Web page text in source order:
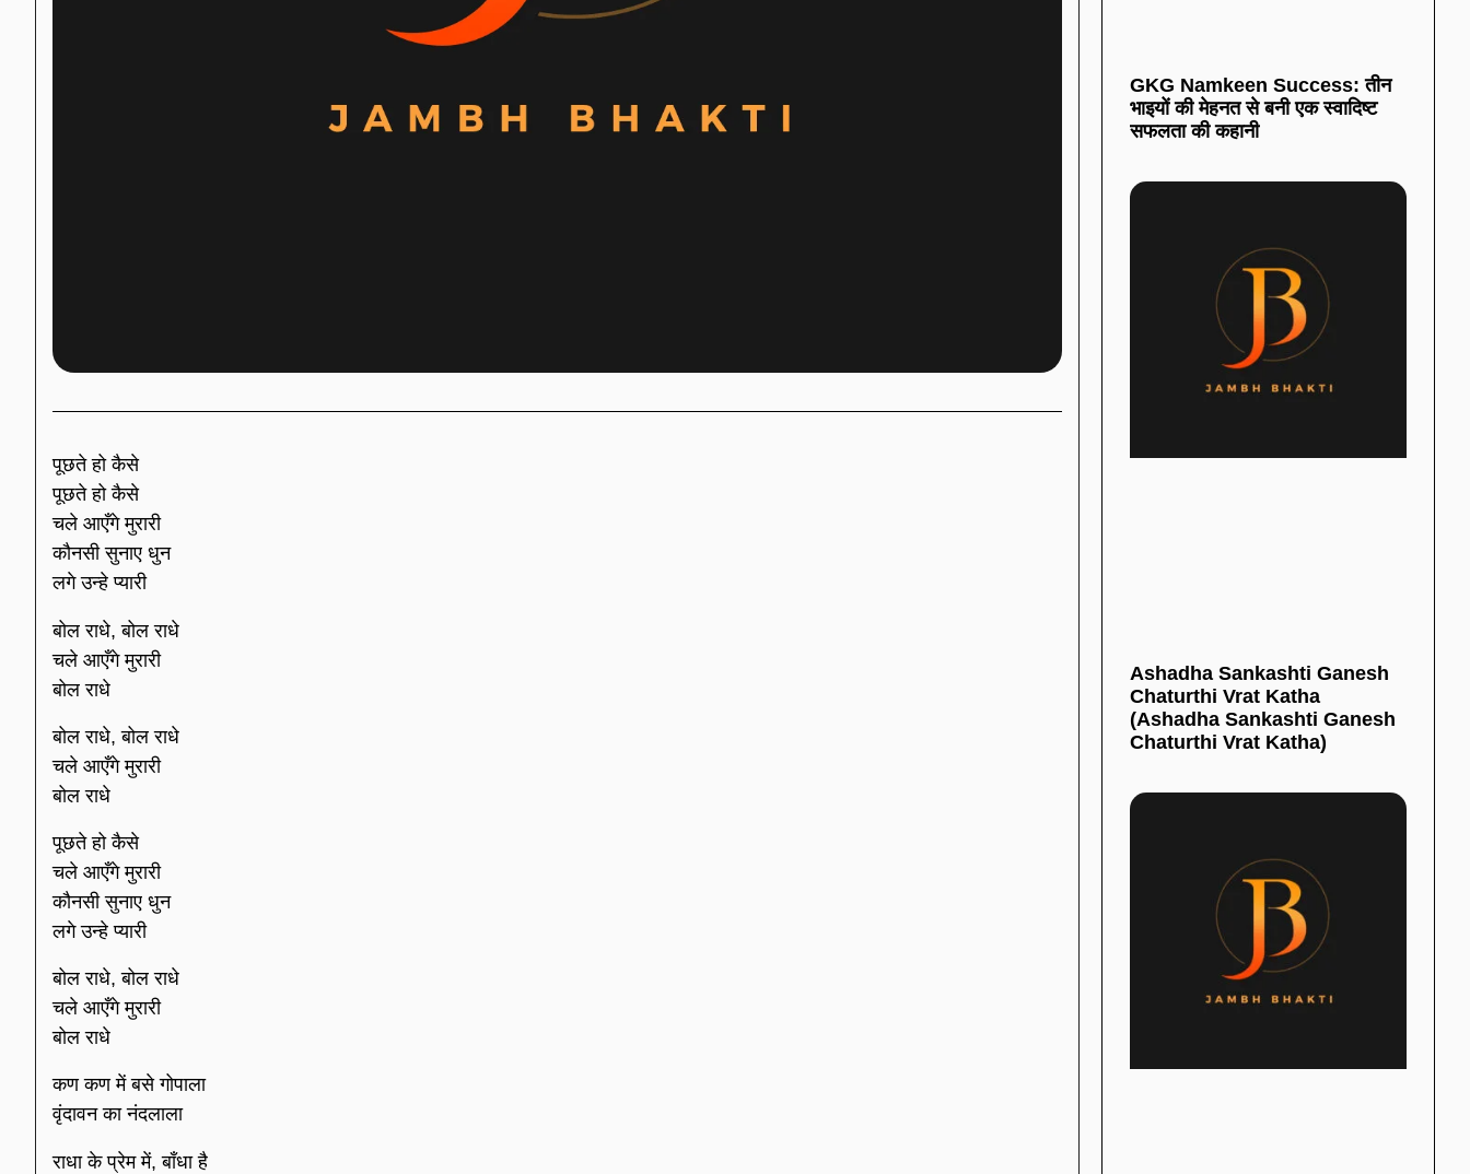
पूछते हो कैसे
पूछते हो कैसे
चले आएँगे मुरारी
कौनसी सुनाए धुन
लगे उन्हे प्यारी
बोल राधे, बोल राधे
चले आएँगे मुरारी
बोल राधे
बोल राधे, बोल राधे
चले आएँगे मुरारी
बोल राधे
पूछते हो कैसे
चले आएँगे मुरारी
कौनसी सुनाए धुन
लगे उन्हे प्यारी
बोल राधे, बोल राधे
चले आएँगे मुरारी
बोल राधे
कण कण में बसे गोपाला
वृंदावन का नंदलाला
राधा के प्रेम में, बाँधा है
GKG Namkeen Success: तीन
भाइयों की मेहनत से बनी एक स्वादिष्ट
सफलता की कहानी
Ashadha Sankashti Ganesh
Chaturthi Vrat Katha
(Ashadha Sankashti Ganesh
Chaturthi Vrat Katha)